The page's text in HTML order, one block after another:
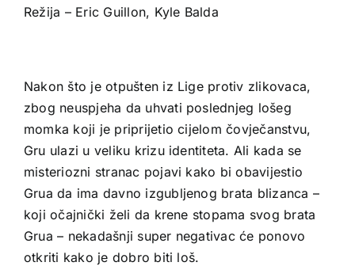
Režija – Eric Guillon, Kyle Balda
Nakon što je otpušten iz Lige protiv zlikovaca,
zbog neuspjeha da uhvati poslednjeg lošeg
momka koji je priprijetio cijelom čovječanstvu,
Gru ulazi u veliku krizu identiteta. Ali kada se
misteriozni stranac pojavi kako bi obavijestio
Grua da ima davno izgubljenog brata blizanca –
koji očajnički želi da krene stopama svog brata
Grua – nekadašnji super negativac će ponovo
otkriti kako je dobro biti loš.